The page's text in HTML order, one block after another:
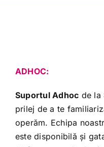
ADHOC:
Suportul Adhoc de la
prilej de a te
operăm. Echipa
este disponibilă și